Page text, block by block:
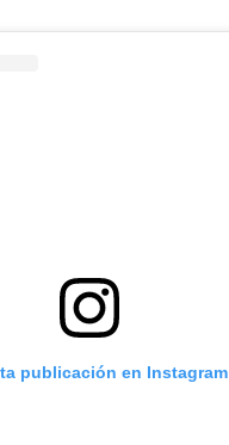
publicación en Instagram